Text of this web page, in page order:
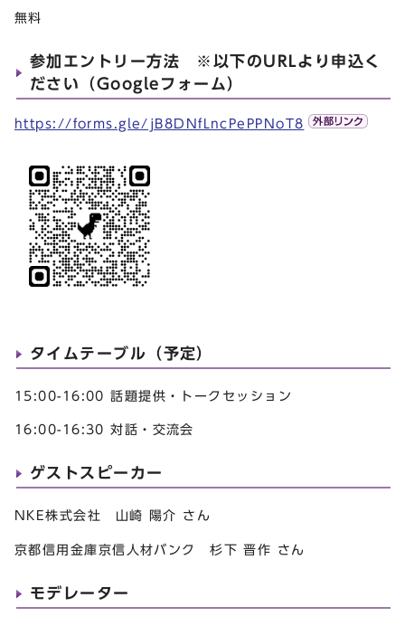
無料
参加エントリー方法 ※以下のURLより申込く
ださい（Googleフォーム）
https://forms.gle/jB8DNfLncPePPNoT8
タイムテーブル（予定）
15:00-16:00 話題提供・トークセッション
16:00-16:30 対話・交流会
ゲストスピーカー
NKE株式会社 山崎 陽介 さん
京都信用金庫京信人材バンク 杉下 晋作 さん
モデレーター